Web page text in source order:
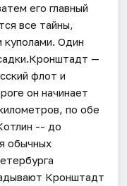
его главный
все тайны,
куполами. Один
—
флот и
он начинает
по обе
-- до
обычных
Кронштадт